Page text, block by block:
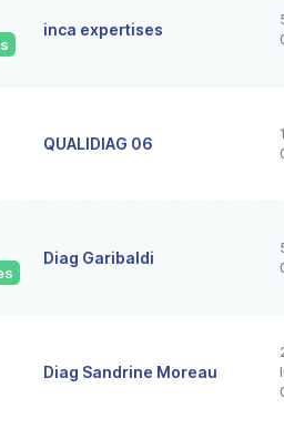
inca expertises
QUALIDIAG 06
Diag Garibaldi
Diag Sandrine Moreau